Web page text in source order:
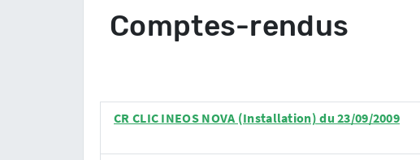
Comptes-rendus
CR CLIC INEOS NOVA (Installation) du 23/09/2009